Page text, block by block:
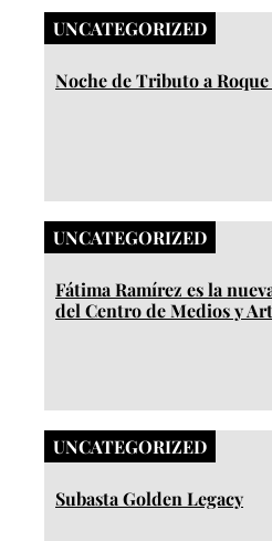
UNCATEGORIZED
Noche de Tributo a
UNCATEGORIZED
Fátima Ramírez es la
del Centro de Medios y
UNCATEGORIZED
Subasta Golden Legacy